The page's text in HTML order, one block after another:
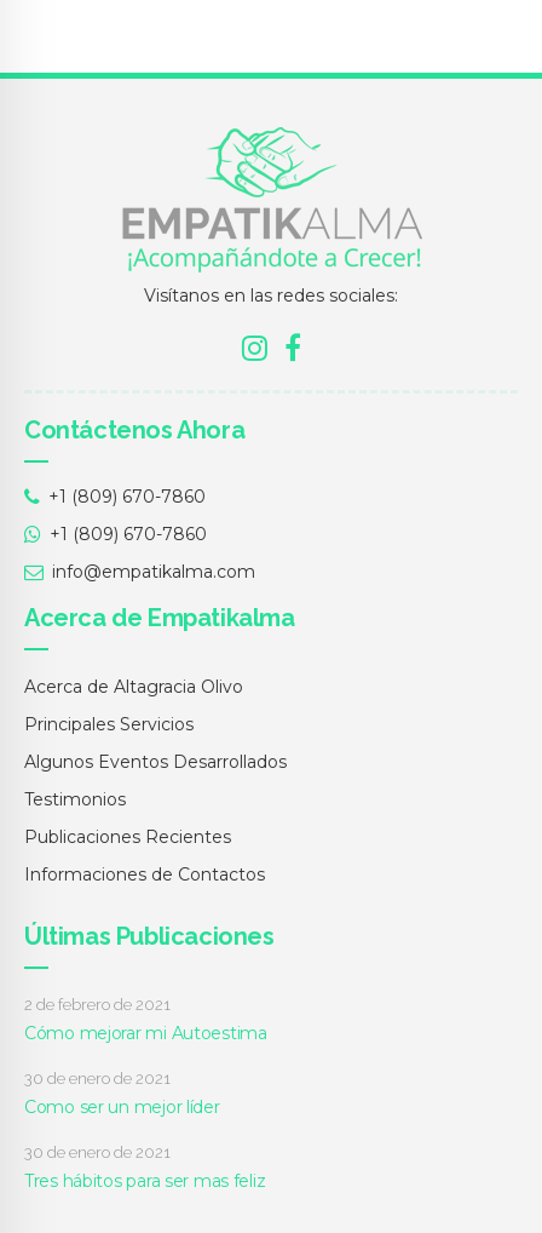
Visítanos en las redes sociales:
Contáctenos Ahora
+1 (809) 670-7860
+1 (809) 670-7860
info@empatikalma.com
Acerca de Empatikalma
Acerca de Altagracia Olivo
Principales Servicios
Algunos Eventos Desarrollados
Testimonios
Publicaciones Recientes
Informaciones de Contactos
Últimas Publicaciones
2 de febrero de 2021
Cómo mejorar mi Autoestima
30 de enero de 2021
Como ser un mejor líder
30 de enero de 2021
Tres hábitos para ser mas feliz